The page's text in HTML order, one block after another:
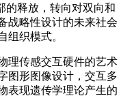
释放，转向对双向和
战略性设计的未来社会
组织模式。
传感交互硬件的艺术
图形图像设计，交互多
表现遗传学理论产生的